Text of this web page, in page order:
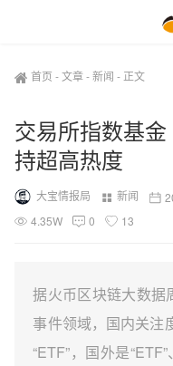
首页 -文章-新闻 - 正文
交易所指数基
持超高热度
大宝情报局 新闻
4.35W
0 13
据火币区块链大数据
事件领域，国内关注
“ETF”，国外是